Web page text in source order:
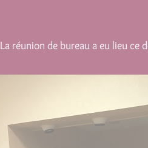
La réunion de bureau a eu lieu ce